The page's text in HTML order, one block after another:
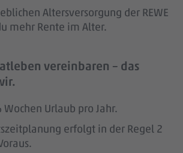
Altersversorgung der REWE
mehr Rente im Alter.
vereinbaren – das
Wochen Urlaub pro Jahr.
erfolgt in der Regel 2